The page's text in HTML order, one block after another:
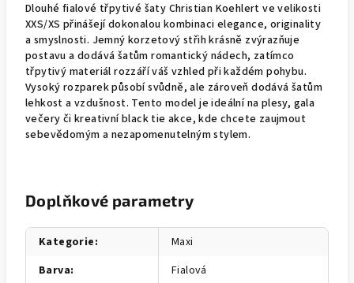
Dlouhé fialové třpytivé šaty Christian Koehlert ve velikosti
XXS/XS přinášejí dokonalou kombinaci elegance, originality
a smyslnosti. Jemný korzetový střih krásně zvýrazňuje
postavu a dodává šatům romantický nádech, zatímco
třpytivý materiál rozzáří váš vzhled při každém pohybu.
Vysoký rozparek působí svůdně, ale zároveň dodává šatům
lehkost a vzdušnost. Tento model je ideální na plesy, gala
večery či kreativní black tie akce, kde chcete zaujmout
sebevědomým a nezapomenutelným stylem.
Doplňkové parametry
Kategorie:
Maxi
Barva:
Fialová